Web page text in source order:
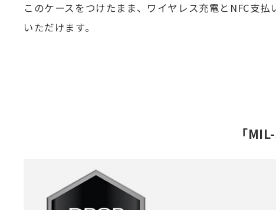
このケースをつけたまま、ワイヤレス充電とNFC支払
いただけます。
「